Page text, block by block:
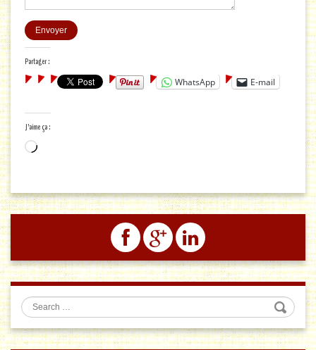
Partager :
WhatsApp E-mail
J’aime ça :
Chargement…
Search